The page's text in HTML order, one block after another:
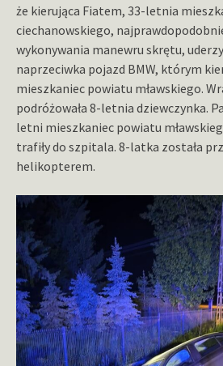
że kierująca Fiatem, 33-letnia
ciechanowskiego,
wykonywania manewru skrętu,
naprzeciwka pojazd BMW, którym
mieszkaniec powiatu mławskiego.
podróżowała 8-letnia dziewczynka.
letni mieszkaniec powiatu
trafiły do szpitala. 8-latka została
helikopterem.